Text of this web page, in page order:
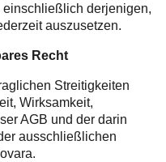
derjenigen,
auszusetzen.
Recht
Streitigkeiten
Wirksamkeit,
AGB und der darin
ausschließlichen